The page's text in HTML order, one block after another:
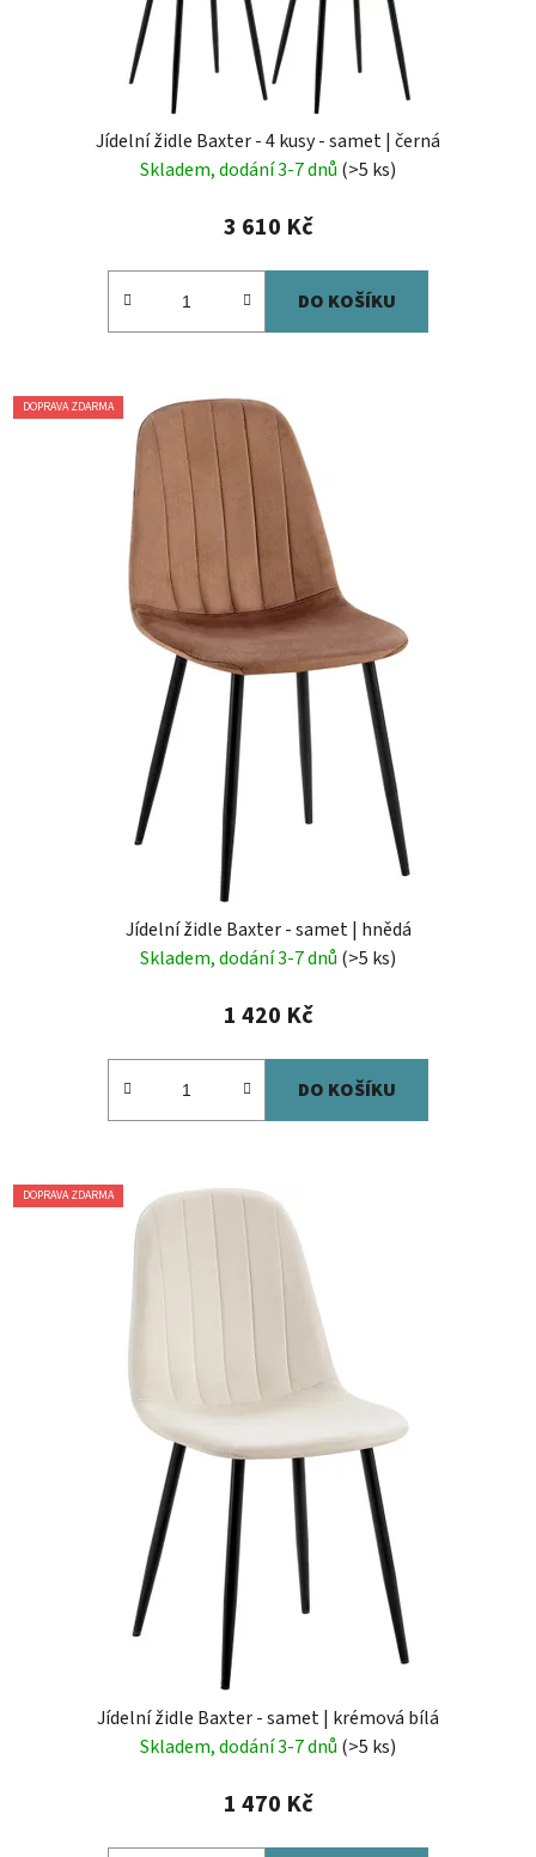
Jídelní židle Baxter - 4 kusy - samet | černá
Skladem, dodání 3-7 dnů (>5 ks)
3 610 Kč
DO KOŠÍKU
DOPRAVA ZDARMA
Jídelní židle Baxter - samet | hnědá
Skladem, dodání 3-7 dnů (>5 ks)
1 420 Kč
DO KOŠÍKU
DOPRAVA ZDARMA
Jídelní židle Baxter - samet | krémová bílá
Skladem, dodání 3-7 dnů (>5 ks)
1 470 Kč